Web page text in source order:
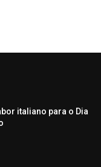
italiano para o Dia